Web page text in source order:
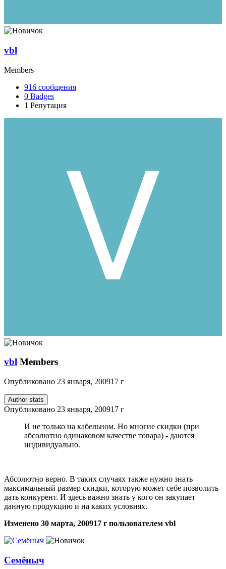
vbl
Members
916 сообщения
0 Badges
1 Репутация
vbl Members
Опубликовано 23 января, 200917 г
Author stats
Опубликовано 23 января, 200917 г
И не только на кабельном. Но многие скидки (при
абсолютно одинаковом качестве товара) - даются
индивидуально.
Абсолютно верно. В таких случаях также нужно знать
максимальный размер скидки, которую может себе позволить
дать конкурент. И здесь важно знать у кого он закупает
данную продукцию и на каких условиях.
Изменено 30 марта, 200917 г пользователем vbl
Семёныч